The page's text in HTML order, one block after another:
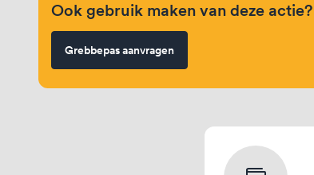
Ook gebruik maken van deze actie?
Grebbepas aanvragen